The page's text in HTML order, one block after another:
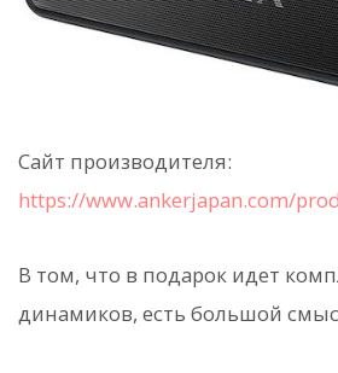
Сайт производителя:
https://www.ankerjapan.com/
В том, что в подарок идет
динамиков, есть большой